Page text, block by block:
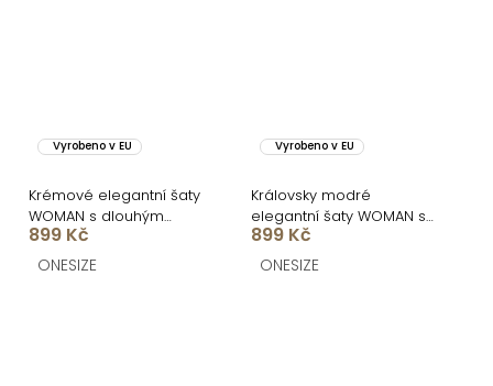
Vyrobeno v EU
Krémové elegantní šaty
WOMAN s dlouhým
rukávem
899 Kč
ONESIZE
Vyrobeno v EU
Královsky modré
elegantní šaty WOMAN s
dlouhým rukávem
899 Kč
ONESIZE